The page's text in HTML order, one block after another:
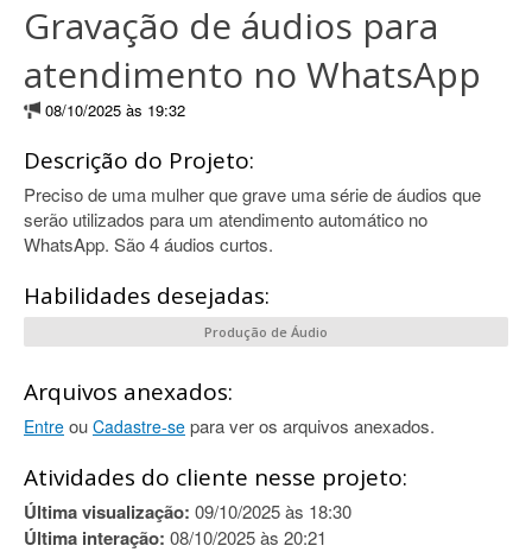
Gravação de áudios para
atendimento no WhatsApp
08/10/2025 às 19:32
Descrição do Projeto:
Preciso de uma mulher que grave uma série de áudios que
serão utilizados para um atendimento automático no
WhatsApp. São 4 áudios curtos.
Habilidades desejadas:
Produção de Áudio
Arquivos anexados:
Entre ou Cadastre-se para ver os arquivos anexados.
Atividades do cliente nesse projeto:
Última visualização: 09/10/2025 às 18:30
Última interação: 08/10/2025 às 20:21